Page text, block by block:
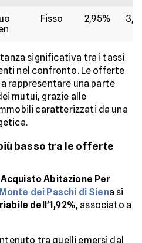
Fisso 2,95%
significativa tra i tassi
nel confronto. Le offerte
rappresentare una parte
mutui, grazie alle
caratterizzati da una
basso tra le offerte
Abitazione Per
dei Paschi di Siena si
dell'1,92%, associato a
tra quelli emersi dal